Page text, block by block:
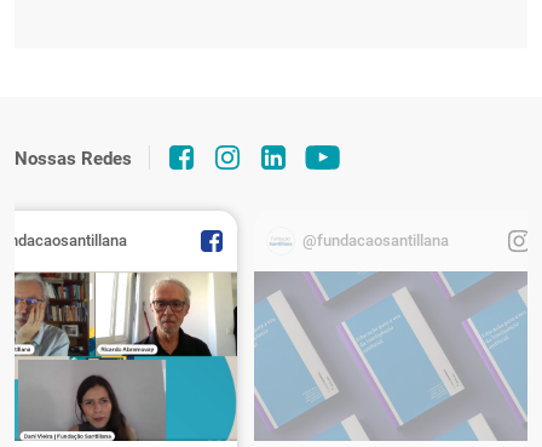
Nossas Redes
@fundacaosantillana